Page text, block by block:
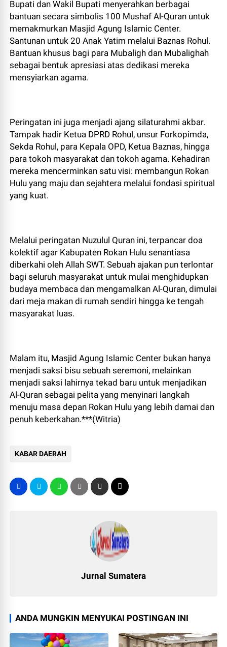
Bupati dan Wakil Bupati menyerahkan berbagai
bantuan secara simbolis 100 Mushaf Al-Quran untuk
memakmurkan Masjid Agung Islamic Center.
Santunan untuk 20 Anak Yatim melalui Baznas Rohul.
Bantuan khusus bagi para Mubaligh dan Mubalighah
sebagai bentuk apresiasi atas dedikasi mereka
mensyiarkan agama.
​Peringatan ini juga menjadi ajang silaturahmi akbar.
Tampak hadir Ketua DPRD Rohul, unsur Forkopimda,
Sekda Rohul, para Kepala OPD, Ketua Baznas, hingga
para tokoh masyarakat dan tokoh agama. Kehadiran
mereka mencerminkan satu visi: membangun Rokan
Hulu yang maju dan sejahtera melalui fondasi spiritual
yang kuat.
​Melalui peringatan Nuzulul Quran ini, terpancar doa
kolektif agar Kabupaten Rokan Hulu senantiasa
diberkahi oleh Allah SWT. Sebuah ajakan pun terlontar
bagi seluruh masyarakat untuk mulai menghidupkan
budaya membaca dan mengamalkan Al-Quran, dimulai
dari meja makan di rumah sendiri hingga ke tengah
masyarakat luas.
​Malam itu, Masjid Agung Islamic Center bukan hanya
menjadi saksi bisu sebuah seremoni, melainkan
menjadi saksi lahirnya tekad baru untuk menjadikan
Al-Quran sebagai pelita yang menyinari langkah
menuju masa depan Rokan Hulu yang lebih damai dan
penuh keberkahan.***(Witria)
KABAR DAERAH
Jurnal Sumatera
ANDA MUNGKIN MENYUKAI POSTINGAN INI